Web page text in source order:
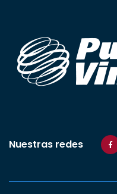
Nuestras redes